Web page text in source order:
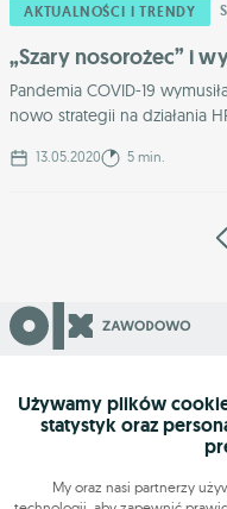
AKTUALNOŚCI I TRENDY
„Szary nosorożec” i
Pandemia COVID-19
nowo strategii na działania
13.05.2020 5 min.
ul. Królowej Jadwigi 43
61-872 Poznań
Używamy plików
statystyk oraz
My oraz nasi partnerzy